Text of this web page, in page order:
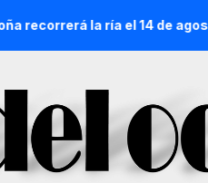
ría el 14 de agosto con siete